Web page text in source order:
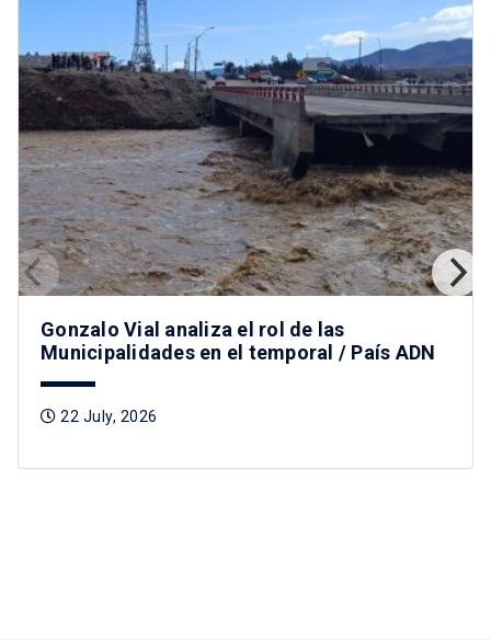
Gonzalo Vial analiza el rol de las
Municipalidades en el temporal / País ADN
22 July, 2026